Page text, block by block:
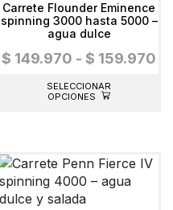
Carrete Flounder Eminence
spinning 3000 hasta 5000 –
agua dulce
$ 149.970 - $ 159.970
SELECCIONAR
OPCIONES